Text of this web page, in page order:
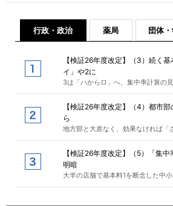
行政・政治 薬局 団体
【検証26年度改定】（3）続く
イ」や2に
3は「ハからロ」へ、集中率計算の
【検証26年度改定】（4）都市
ら
地方部と大差なく、効果なければ「
【検証26年度改定】（5）「集
明暗
大半の店舗で基本料1を断念した中